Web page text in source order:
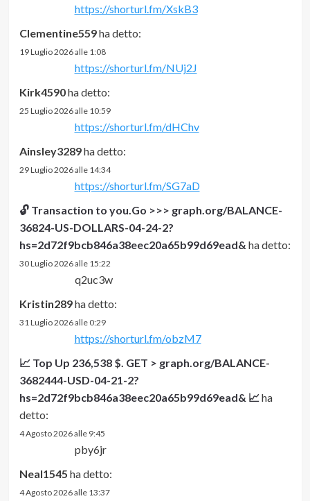
https://shorturl.fm/XskB3
Clementine559ha detto:
19 Luglio 2026 alle 1:08
https://shorturl.fm/NUj2J
Kirk4590ha detto:
25 Luglio 2026 alle 10:59
https://shorturl.fm/dHChv
Ainsley3289ha detto:
29 Luglio 2026 alle 14:34
https://shorturl.fm/SG7aD
🔓 Transaction to you.Go >>> graph.org/BALANCE-
36824-US-DOLLARS-04-24-2?
hs=2d72f9bcb846a38eec20a65b99d69ead& ha detto:
30 Luglio 2026 alle 15:22
q2uc3w
Kristin289ha detto:
31 Luglio 2026 alle 0:29
https://shorturl.fm/obzM7
📈 Top Up 236,538 $. GET > graph.org/BALANCE-
3682444-USD-04-21-2?
hs=2d72f9bcb846a38eec20a65b99d69ead& 📈 ha
detto:
4 Agosto 2026 alle 9:45
pby6jr
Neal1545 ha detto:
4 Agosto 2026 alle 13:37